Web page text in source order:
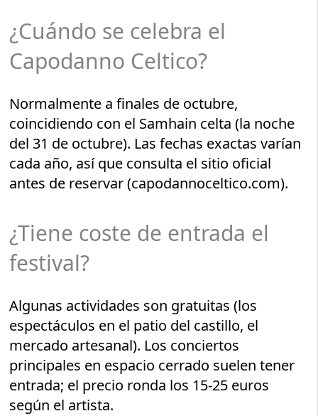
¿Cuándo se celebra el
Capodanno Celtico?
Normalmente a finales de octubre,
coincidiendo con el Samhain celta (la noche
del 31 de octubre). Las fechas exactas varían
cada año, así que consulta el sitio oficial
antes de reservar (capodannoceltico.com).
¿Tiene coste de entrada el
festival?
Algunas actividades son gratuitas (los
espectáculos en el patio del castillo, el
mercado artesanal). Los conciertos
principales en espacio cerrado suelen tener
entrada; el precio ronda los 15-25 euros
según el artista.